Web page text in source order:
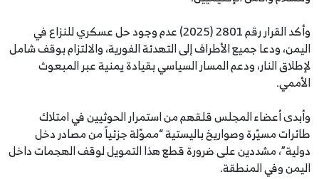
وأكد القرار رقم 2801 (2025) عدم وجود حل عسكري للنزاع في
اليمن، ودعا جميع الأطراف إلى التهدئة الفورية، والالتزام بوقف شامل
لإطلاق النار، ودعم المسار السياسي بقيادة يمنية عبر المبعوث
الأممي.
وأبدى أعضاء المجلس قلقهم من استمرار الحوثيين في امتلاك
طائرات مسيّرة وصواريخ باليستية “مموّلة جزئياً من مصادر دخل
دولية”، مشددين على ضرورة قطع هذا التمويل لوقف الهجمات داخل
اليمن وفي المنطقة.